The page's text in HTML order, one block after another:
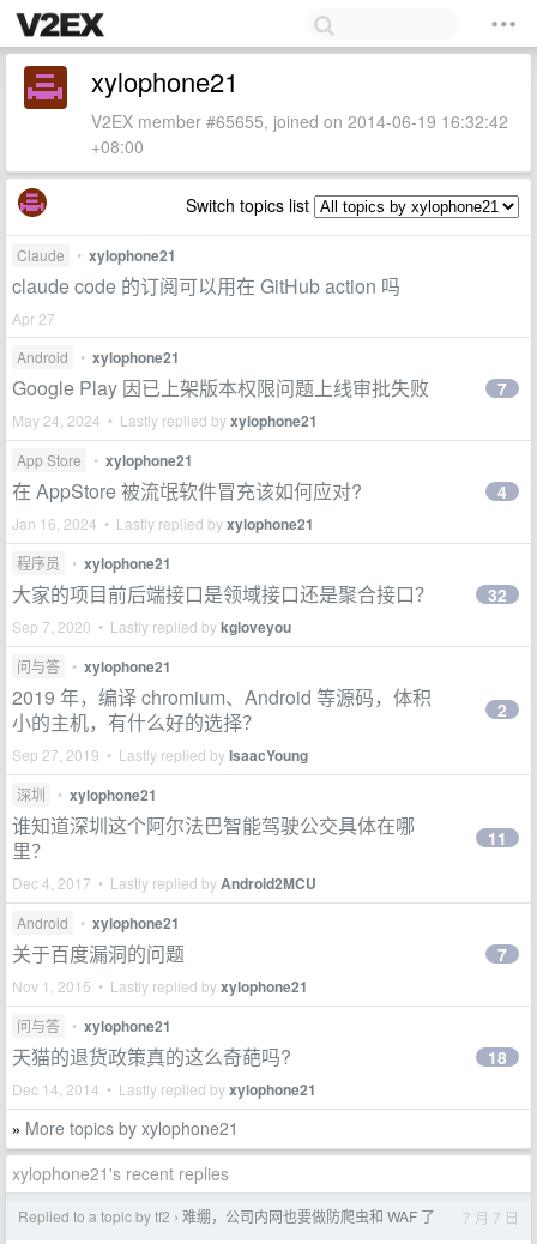
xylophone21
V2EX member #65655, joined on 2014-06-19 16:32:42
+08:00
Switch topics list
Claude • xylophone21
claude code 的订阅可以用在 GitHub action 吗
Apr 27
Android
• xylophone21
Google Play 因已上架版本权限问题上线审批失败
May 24, 2024 • Lastly replied byxylophone21
7
App Store • xylophone21
在 AppStore 被流氓软件冒充该如何应对?
Jan 16, 2024 • Lastly replied byxylophone21
4
程序员 • xylophone21
大家的项目前后端接口是领域接口还是聚合接口？
Sep 7, 2020 • Lastly replied bykgloveyou
32
问与答 • xylophone21
2019 年，编译 chromium、Android 等源码，体积
小的主机，有什么好的选择？
Sep 27, 2019 • Lastly replied byIsaacYoung
2
深圳 • xylophone21
谁知道深圳这个阿尔法巴智能驾驶公交具体在哪
里？
Dec 4, 2017 • Lastly replied byAndroid2MCU
11
Android • xylophone21
关于百度漏洞的问题
Nov 1, 2015 • Lastly replied byxylophone21
7
问与答 • xylophone21
天猫的退货政策真的这么奇葩吗?
Dec 14, 2014 • Lastly replied byxylophone21
18
» More topics by xylophone21
xylophone21's recent replies
Replied to a topic by tf2 › 难绷，公司内网也要做防爬虫和 WAF 了 7 月 7 日